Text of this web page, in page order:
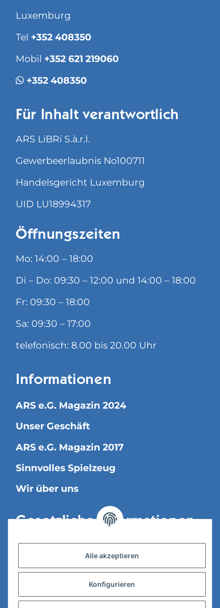
Luxemburg
Tel +352 408350
Mobil +352 621 219060
+352 408350
Für Inhalt verantwortlich
ARS LiBRi S.à.r.l.
Gewerbeerlaubnis No100711
Handelsgericht Luxemburg
UID LU18994317
Öffnungszeiten
Mo: 14:00 – 18:00
Di – Do: 09:30 – 12:00 und 14:00 – 18:00
Fr: 09:30 – 18:00
Sa: 09:30 – 17:00
telefonisch: 8.00 bis 20.00 Uhr
Informationen
ARS e.G. Magazin 2024
Unser Geschäft
ARS e.G. Magazin 2017
Sinnvolles Spielzeug
Wir über uns
Gesetzliche Informationen
Versandinformationen
Datenschutz
Alle akzeptieren
Konfigurieren